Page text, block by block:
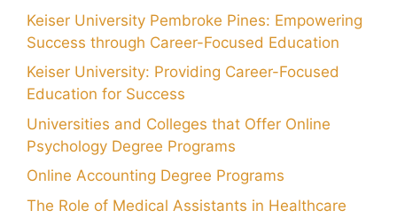
Keiser University Pembroke Pines: Empowering
Success through Career-Focused Education
Keiser University: Providing Career-Focused
Education for Success
Universities and Colleges that Offer Online
Psychology Degree Programs
Online Accounting Degree Programs
The Role of Medical Assistants in Healthcare